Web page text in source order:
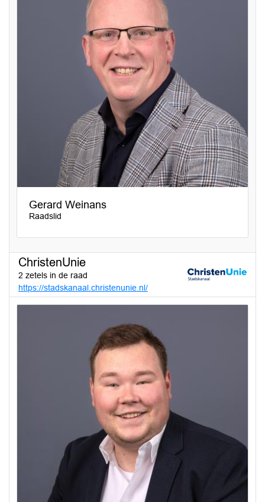
Gerard Weinans
Raadslid
ChristenUnie
2 zetels in de raad
https://stadskanaal.christenunie.nl/